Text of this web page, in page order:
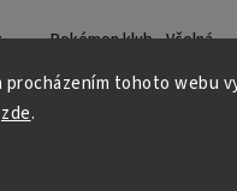
procházením tohoto webu
zde.
Pokémon klub - Včelná